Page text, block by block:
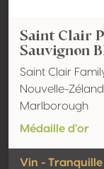
Saint Clair
Sauvignon
Saint Clair
Nouvelle-
Marlborough
Médaille d'or
Vin - Tranquille